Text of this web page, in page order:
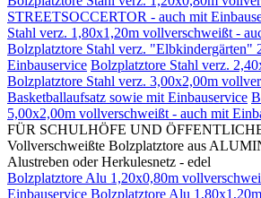
STREETSOCCERTOR - auch mit
Stahl verz. 1,80x1,20m vollverschweißt -
Bolzplatztore Stahl verz. "Elbkindergärten"
Einbauservice Bolzplatztore Stahl verz.
Bolzplatztore Stahl verz. 3,00x2,00m
Basketballaufsatz sowie mit Einbauservice
5,00x2,00m vollverschweißt - auch mit
FÜR SCHULHÖFE UND
Vollverschweißte Bolzplatztore aus
Alustreben oder Herkulesnetz - edel
Bolzplatztore Alu 1,20x0,80m
Einbauservice Bolzplatztore Alu